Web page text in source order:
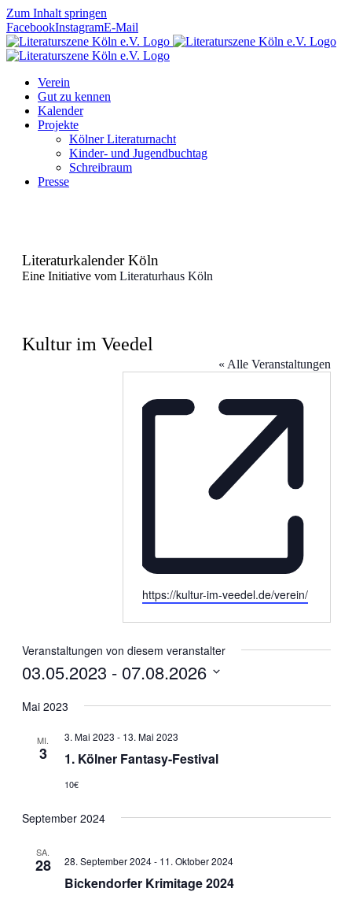
Zum Inhalt springen
FacebookInstagramE-Mail
Verein
Gut zu kennen
Kalender
Projekte
Kölner Literaturnacht
Kinder- und Jugendbuchtag
Schreibraum
Presse
Literaturkalender Köln
Eine Initiative vom Literaturhaus Köln
Kultur im Veedel
« Alle Veranstaltungen
Webseite
https://kultur-im-veedel.de/verein/
Veranstaltungen von diesem veranstalter
03.05.2023 - 07.08.2026
wählen.
Mai 2023
MI.
3 1. Kölner Fantasy-Festival
3. Mai 2023 - 13. Mai 2023
10€
September 2024
SA.
28
Bickendorfer Krimitage 2024
28. September 2024- 11. Oktober 2024